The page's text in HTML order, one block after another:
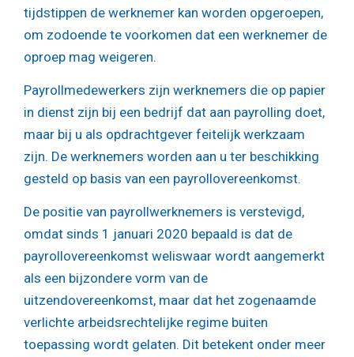
tijdstippen de werknemer kan worden opgeroepen,
om zodoende te voorkomen dat een werknemer de
oproep mag weigeren.
Payrollmedewerkers zijn werknemers die op papier
in dienst zijn bij een bedrijf dat aan payrolling doet,
maar bij u als opdrachtgever feitelijk werkzaam
zijn. De werknemers worden aan u ter beschikking
gesteld op basis van een payrollovereenkomst.
De positie van payrollwerknemers is verstevigd,
omdat sinds 1 januari 2020 bepaald is dat de
payrollovereenkomst weliswaar wordt aangemerkt
als een bijzondere vorm van de
uitzendovereenkomst, maar dat het zogenaamde
verlichte arbeidsrechtelijke regime buiten
toepassing wordt gelaten. Dit betekent onder meer